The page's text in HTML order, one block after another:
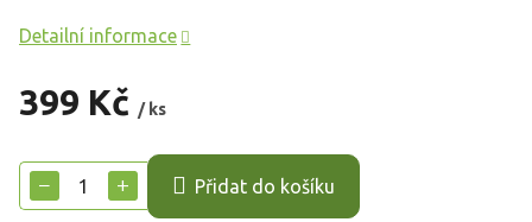
399 Kč / ks
cena:
+
− Přidat do košíku
Detailní informace